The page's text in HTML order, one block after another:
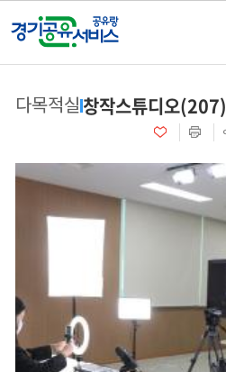
다목적실창작스튜디오(207)